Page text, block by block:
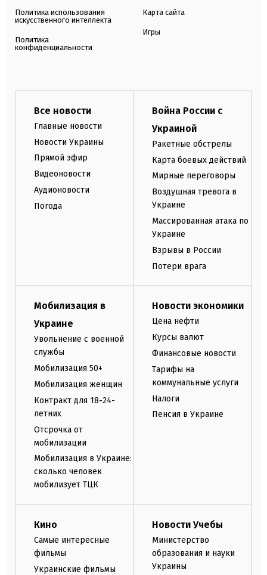
Политика использования
искусственного интеллекта
Политика
конфиденциальности
Карта сайта
Игры
Все новости
Главные новости
Новости Украины
Прямой эфир
Видеоновости
Аудионовости
Погода
Война России с
Украиной
Ракетные обстрелы
Карта боевых действий
Мирные переговоры
Воздушная тревога в
Украине
Массированная атака по
Украине
Взрывы в России
Потери врага
Мобилизация в
Украине
Увольнение с военной
службы
Мобилизация 50+
Мобилизация женщин
Контракт для 18-24-
летних
Отсрочка от
мобилизации
Мобилизация в Украине:
сколько человек
мобилизует ТЦК
Новости экономики
Цена нефти
Курсы валют
Финансовые новости
Тарифы на
коммунальные услуги
Налоги
Пенсия в Украине
Кино
Самые интересные
фильмы
Украинские фильмы
Новости Учебы
Министерство
образования и науки
Украины